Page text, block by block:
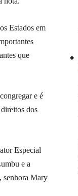
Estados em
que
e é
dos
Especial
e a
senhora Mary